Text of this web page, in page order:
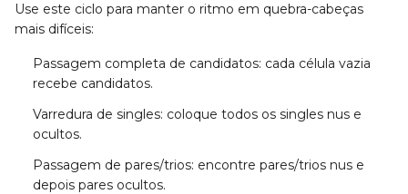
Use este ciclo para manter o ritmo em quebra-cabeças
mais difíceis:
Passagem completa de candidatos: cada célula vazia
recebe candidatos.
Varredura de singles: coloque todos os singles nus e
ocultos.
Passagem de pares/trios: encontre pares/trios nus e
depois pares ocultos.